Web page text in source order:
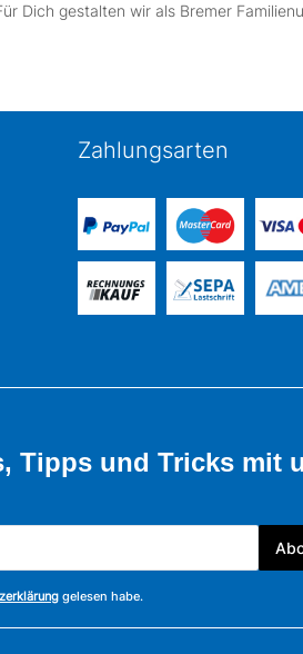
Dich gestalten wir als Bremer
Zahlungsarten
Tipps und Tricks mit
gelesen habe.